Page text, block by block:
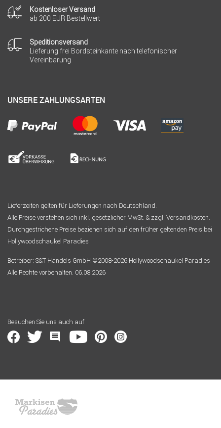
Kostenloser Versand
ab 200 EUR Bestellwert
Speditionsversand
Lieferung frei Bordsteinkante nach telefonischer
Vereinbarung
UNSERE ZAHLUNGSARTEN
Lieferzeiten gelten für Lieferungen nach Deutschland.
Alle Preise verstehen sich inkl. gesetzlicher MwSt. & zzgl. Versandkosten.
Durchgestrichene Preise beziehen sich auf den früher geltenden Preis bei
Hollywoodschaukel Paradies
Betreiber: S&T Handels GmbH ©2008-2026 Hollywoodschaukel Paradies
Alle Rechte vorbehalten. 06.08.2026
Besuchen Sie uns auch auf